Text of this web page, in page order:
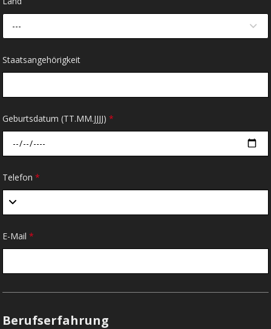
---
Staatsangehörigkeit
Geburtsdatum (TT.MM.JJJJ)*
Telefon*
E-Mail*
Berufserfahrung